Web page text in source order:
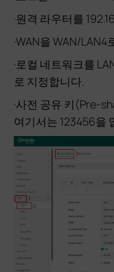
·원격 라우터를
·WAN을 WAN/LAN4
·로컬 네트워크를
로 지정합니다.
·사전 공유 키(Pre-
여기서는 123456을